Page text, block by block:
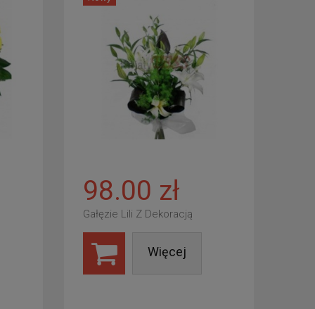
98.00 zł
Gałęzie Lili Z Dekoracją
Więcej